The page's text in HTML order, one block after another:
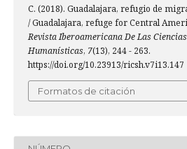
C. (2018). Guadalajara, refugio de
/ Guadalajara, refuge for Central
Revista Iberoamericana De Las
Humanísticas, 7(13), 244 - 263.
https://doi.org/10.23913/ricsh.v7i13.147
Formatos de citación